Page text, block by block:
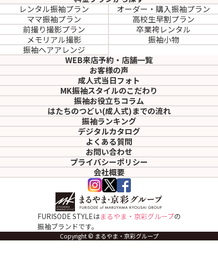
レンタル振袖プラン
オーダー・購入振袖プラン
ママ振袖プラン
高校生早割プラン
前撮り撮影プラン
卒業袴レンタル
メモリアル撮影
振袖小物
振袖ヘアアレンジ
WEB来店予約・店舗一覧
お客様の声
成人式当日フォト
MK振袖スタイルのこだわり
振袖お役立ちコラム
はたちのつどい(成人式)までの流れ
振袖ランキング
デジタルカタログ
よくある質問
お問い合わせ
プライバシーポリシー
会社概要
FURISODE STYLEはまるやま・京彩グループの
振袖ブランドです。
Copyright © まるやま・京彩グループ